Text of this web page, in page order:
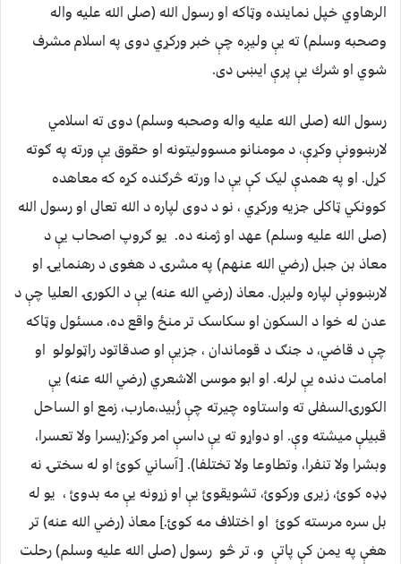
الرهاوي خپل نماينده وټاكه او رسول الله (صلى الله عليه واله
وصحبه وسلم) ته يې وليږه چې خبر وركړي دوى په اسلام مشرف
شوي او شرك يې پرې ايښى دى.
رسول الله (صلى الله عليه واله وصحبه وسلم) دوى ته اسلامي
لارښوونې وكړې، د مومنانو مسووليتونه او حقوق يې ورته په ګوته
كړل. او په همدې ليک کې يې دا ورته څرګنده کړه که معاهده
کوونکي ټاکلى جزيه ورکړي ، نو د دوى لپاره د الله تعالى او رسول الله
(صلى الله عليه وسلم) عهد او ژمنه ده. يو ګروپ اصحاب يې د
معاذ بن جبل (رضي الله عنهم) په مشرۍ د هغوى د رهنمايۍ او
لارښوونې لپاره وليږل. معاذ (رضي الله عنه) يې د الکورۍ العليا چې د
عدن له خوا د السکون او سکاسک تر منځ واقع ده، مسئول وټاکه
چې د قاضي، د جنګ د قوماندان ، جزيې او صدقاتود راټولولو او
امامت دنده يې لرله. او ابو موسى الاشعري (رضي الله عنه) يې
الکورۍالسفلى ته واستاوه چيرته چې زُبيد،مارب، زمع او الساحل
قبيلې ميشته وې. او دواړو ته يې داسې امر وکړ:‏(‏يسرا ولا تعسرا،
وبشرا ولا تنفرا، وتطاوعا ولا تختلفا‏)‏‏.‏ [آساني کوئ او له سختۍ نه
ډډه کوئ، زيرى ورکوئ، تشويقوئ يې او زړونه يې مه بدوئ ، يو له
بل سره مرسته کوئ او اختلاف مه کوئ.] معاذ (رضي الله عنه) تر
هغې په يمن کې پاتې و، تر څو رسول (صلى الله عليه وسلم) رحلت